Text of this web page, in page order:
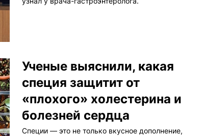
Ученые выяснили, какая
специя защитит от
«плохого» холестерина и
болезней сердца
Специи — это не только вкусное дополнение,